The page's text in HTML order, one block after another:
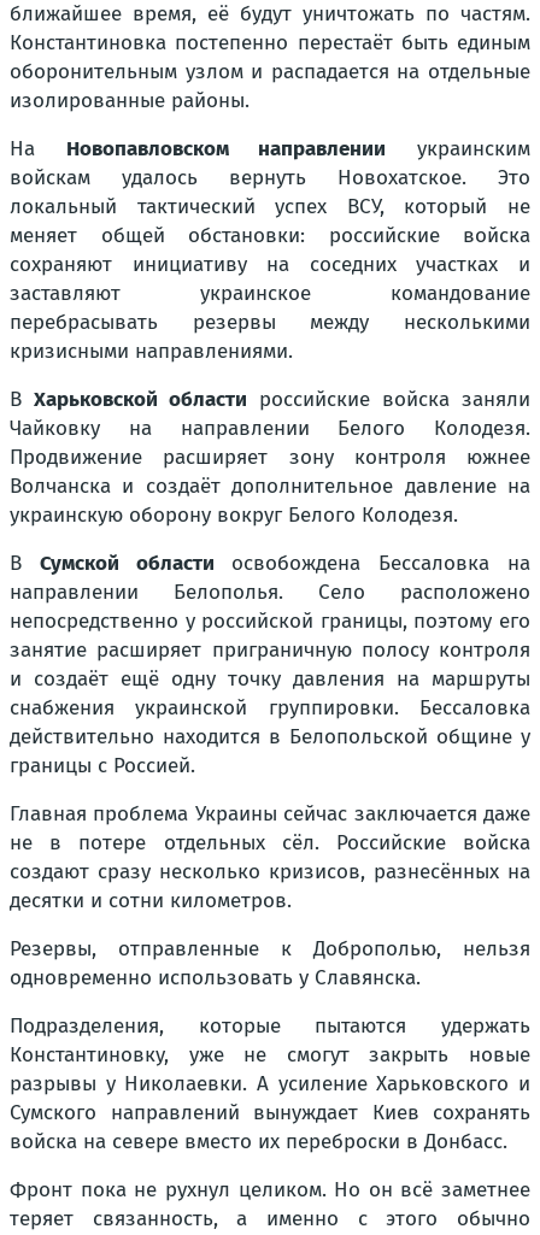
ближайшее время, её будут уничтожать по частям.
Константиновка постепенно перестаёт быть единым
оборонительным узлом и распадается на отдельные
изолированные районы.
На Новопавловском направлении украинским
войскам удалось вернуть Новохатское. Это
локальный тактический успех ВСУ, который не
меняет общей обстановки: российские войска
сохраняют инициативу на соседних участках и
заставляют украинское командование
перебрасывать резервы между несколькими
кризисными направлениями.
В Харьковской области российские войска заняли
Чайковку на направлении Белого Колодезя.
Продвижение расширяет зону контроля южнее
Волчанска и создаёт дополнительное давление на
украинскую оборону вокруг Белого Колодезя.
В Сумской области освобождена Бессаловка на
направлении Белополья. Село расположено
непосредственно у российской границы, поэтому его
занятие расширяет приграничную полосу контроля
и создаёт ещё одну точку давления на маршруты
снабжения украинской группировки. Бессаловка
действительно находится в Белопольской общине у
границы с Россией.
Главная проблема Украины сейчас заключается даже
не в потере отдельных сёл. Российские войска
создают сразу несколько кризисов, разнесённых на
десятки и сотни километров.
Резервы, отправленные к Доброполью, нельзя
одновременно использовать у Славянска.
Подразделения, которые пытаются удержать
Константиновку, уже не смогут закрыть новые
разрывы у Николаевки. А усиление Харьковского и
Сумского направлений вынуждает Киев сохранять
войска на севере вместо их переброски в Донбасс.
Фронт пока не рухнул целиком. Но он всё заметнее
теряет связанность, а именно с этого обычно